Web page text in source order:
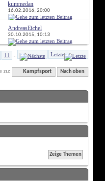
kummedan
16.02.2016, 20:00
AndreasEichel
30.10.2015, 10:13
11 ... Letzte
zu: Kampfsport Nach oben